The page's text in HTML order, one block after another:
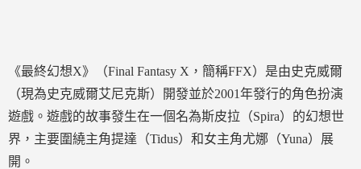
《最終幻想X》（Final Fantasy X，簡稱FFX）是由史克威爾
（現為史克威爾艾尼克斯）開發並於2001年發行的角色扮演
遊戲。遊戲的故事發生在一個名為斯皮拉（Spira）的幻想世
界，主要圍繞主角提達（Tidus）和女主角尤娜（Yuna）展
開。